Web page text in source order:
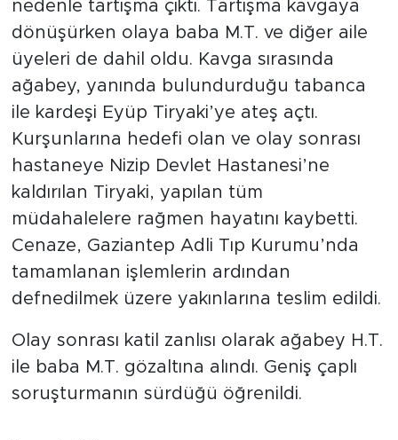
nedenle tartışma çıktı. Tartışma kavgaya
dönüşürken olaya baba M.T. ve diğer aile
üyeleri de dahil oldu. Kavga sırasında
ağabey, yanında bulundurduğu tabanca
ile kardeşi Eyüp Tiryaki’ye ateş açtı.
Kurşunlarına hedefi olan ve olay sonrası
hastaneye Nizip Devlet Hastanesi’ne
kaldırılan Tiryaki, yapılan tüm
müdahalelere rağmen hayatını kaybetti.
Cenaze, Gaziantep Adli Tıp Kurumu’nda
tamamlanan işlemlerin ardından
defnedilmek üzere yakınlarına teslim edildi.
Olay sonrası katil zanlısı olarak ağabey H.T.
ile baba M.T. gözaltına alındı. Geniş çaplı
soruşturmanın sürdüğü öğrenildi.